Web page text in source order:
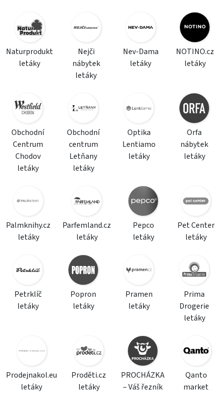
Naturprodukt
letáky
Nejči
nábytek
letáky
Nev-Dama
letáky
NOTINO.cz
letáky
Obchodní
Centrum
Chodov
letáky
Obchodní
centrum
Letňany
letáky
Optika
Lentiamo
letáky
Orfa
nábytek
letáky
Palmknihy.cz
letáky
Parfemland.cz
letáky
Pepco
letáky
Pet Center
letáky
Petrklíč
letáky
Popron
letáky
Pramen
letáky
Prima
Drogerie
letáky
Prodejnakol.eu
letáky
Proděti.cz
letáky
PROCHÁZKA
– Váš řezník
Qanto
market